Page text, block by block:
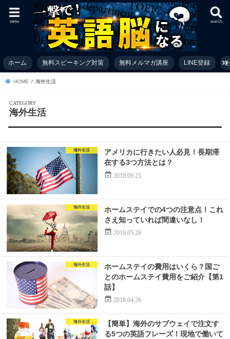
search
menu
ホーム 無料スピーキング対策 無料メルマガ講座 LINE登録
HOME 海外生活
海外生活
海外生活
アメリカに行きたい人必見！長期滞
在する3つ方法とは？
2018.09.25
海外生活
ホームステイでの4つの注意点！これ
さえ知っていれば間違いなし！
2018.05.28
海外生活
ホームステイの費用はいくら？国ご
とのホームステイ費用をご紹介【第1
話】
2018.04.26
海外生活
【簡単】海外のサブウェイで注文す
る5つの英語フレーズ！現地で働いて